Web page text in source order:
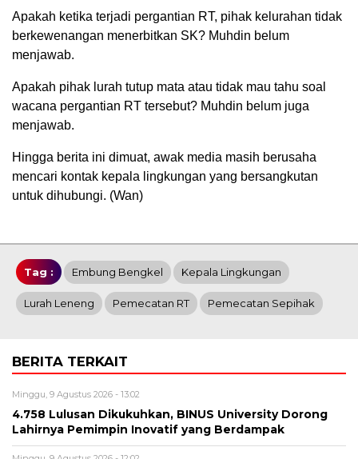
Apakah ketika terjadi pergantian RT, pihak kelurahan tidak
berkewenangan menerbitkan SK? Muhdin belum
menjawab.
Apakah pihak lurah tutup mata atau tidak mau tahu soal
wacana pergantian RT tersebut? Muhdin belum juga
menjawab.
Hingga berita ini dimuat, awak media masih berusaha
mencari kontak kepala lingkungan yang bersangkutan
untuk dihubungi. (Wan)
Tag : Embung Bengkel Kepala Lingkungan
Lurah Leneng Pemecatan RT Pemecatan Sepihak
BERITA TERKAIT
Minggu, 9 Agustus 2026 - 13:02
4.758 Lulusan Dikukuhkan, BINUS University Dorong
Lahirnya Pemimpin Inovatif yang Berdampak